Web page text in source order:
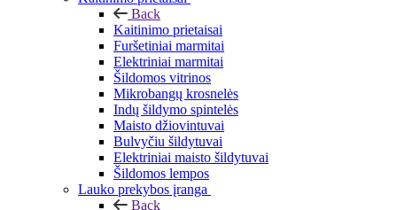
Back
Kaitinimo prietaisai
Furšetiniai marmitai
Elektriniai marmitai
Šildomos vitrinos
Mikrobangų krosnelės
Indų šildymo spintelės
Maisto džiovintuvai
Bulvyčiu šildytuvai
Elektriniai maisto šildytuvai
Šildomos lempos
Lauko prekybos įranga
Back